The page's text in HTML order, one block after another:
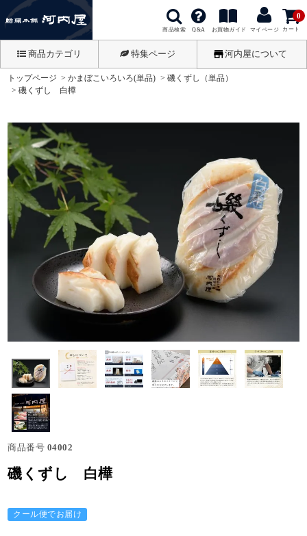
商品検索 Q&A お買物ガイド マイページ カート
0
商品カテゴリ 特集ページ 河内屋について
トップページ かまぼこいろいろ(単品)
磯くずし（単品）
磯くずし 白樺
商品番号 04002
磯くずし 白樺
クール便でお届け